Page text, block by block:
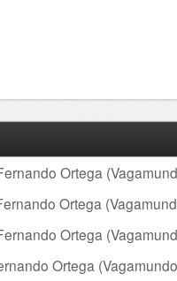
Ortega
Ortega
Ortega
Ortega